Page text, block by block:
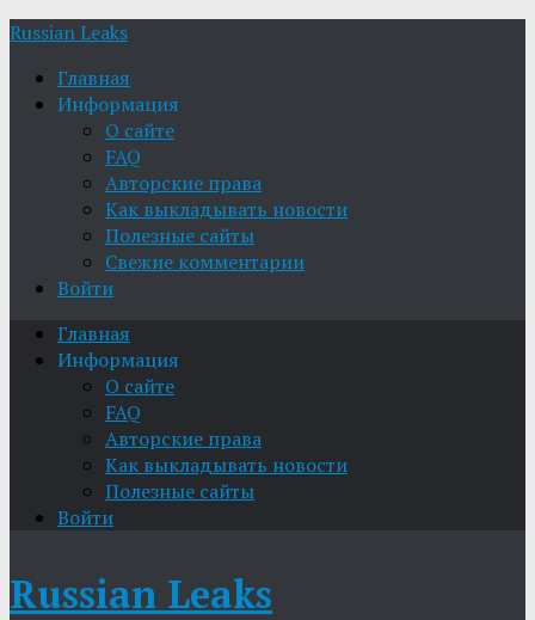
Russian Leaks
Главная
Информация
О сайте
FAQ
Авторские права
Как выкладывать новости
Полезные сайты
Свежие комментарии
Войти
Главная
Информация
О сайте
FAQ
Авторские права
Как выкладывать новости
Полезные сайты
Войти
Russian Leaks